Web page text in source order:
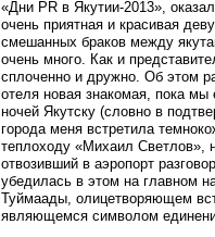
«Дни PR в Якутии-2013»,
очень приятная и красивая
смешанных браков между
очень много. Как и
сплоченно и дружно. Об этом
отеля новая знакомая, пока
ночей Якутску (словно в
города меня встретила
теплоходу «Михаил Светлов»,
отвозивший в аэропорт
убедилась в этом на главном
Туймаады, олицетворяющем
являющемся символом